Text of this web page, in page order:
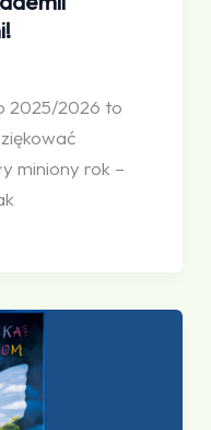
2025/2026 to
miniony rok –